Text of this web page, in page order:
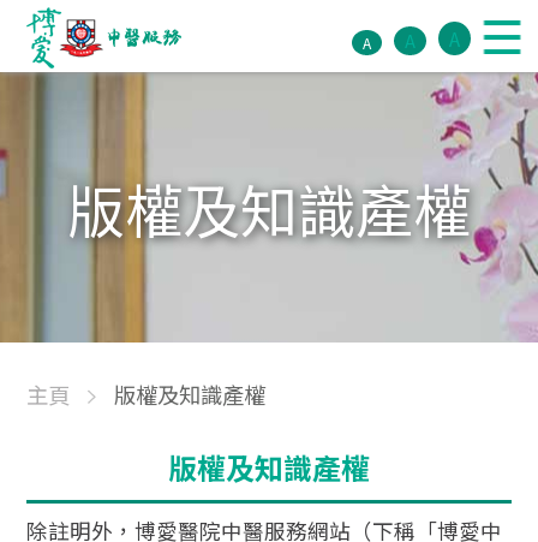
A A A
版權及知識產權
主頁 版權及知識產權
版權及知識產權
除註明外，博愛醫院中醫服務網站（下稱「博愛中